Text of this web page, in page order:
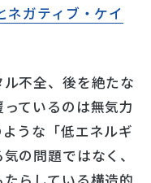
ガティブ・ケイ
不全、後を絶たな
ているのは無気力
うな「低エネルギ
の問題ではなく、